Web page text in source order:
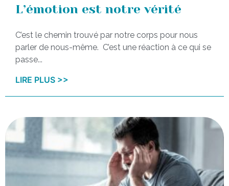
L’émotion est notre vérité
C’est le chemin trouvé par notre corps pour nous
parler de nous-même. C’est une réaction à ce qui se
passe...
LIRE PLUS >>